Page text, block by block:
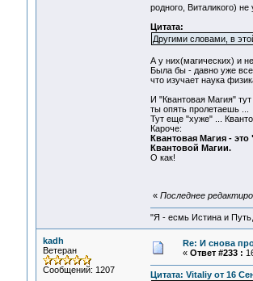
родного, Виталикого)
Цитата:
Другими словами, в
А у них(магических) и
Была бы - давно уже
что изучает наука
И "Квантовая Магия"
ты опять пролетаешь ...
Тут еще "хуже" ...
Кароче:
Квантовая Магия -
Квантовой Магии.
О как!
« Последнее
"Я - есмь Истина и
kadh
Ветеран
Сообщений: 1207
Re: И снова
« Ответ #233 :
Цитата: Vitaliy от 16